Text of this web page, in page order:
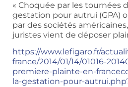
« Choquée par les tournées
gestation pour autrui (GPA)
par des sociétés
juristes vient de déposer
https://www.lefigaro.fr/
france/2014/01/14/01016-
premiere-plainte-en-
la-gestation-pour-